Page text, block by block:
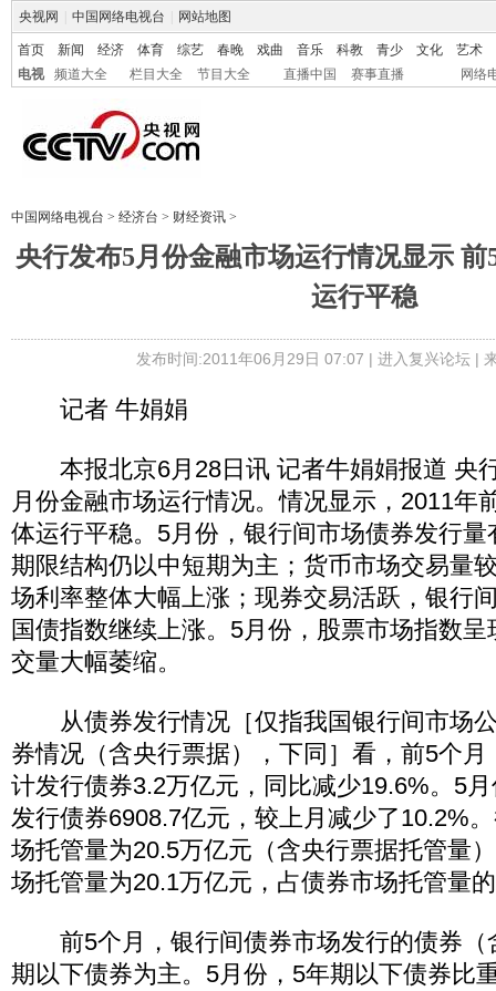
央视网 中国网络电视台 网站地图
首页 新闻 经济 体育 综艺 春晚 戏曲 音乐 科教 青少 文化
艺术
电视
频道大全 栏目大全 节目大全 直播中国 赛事直播 网络
中国网络电视台 > 经济台 > 财经资讯 >
央行发布5月份金融市场运行情况显示
运行平稳
发布时间:2011年06月29日 07:07 | 进入复兴论坛|
记者 牛娟娟
本报北京6月28日讯 记者牛娟娟报道 央
月份金融市场运行情况。情况显示，2011年
体运行平稳。5月份，银行间市场债券发行
期限结构仍以中短期为主；货币市场交易量
场利率整体大幅上涨；现券交易活跃，银行
国债指数继续上涨。5月份，股票市场指数
交量大幅萎缩。
从债券发行情况［仅指我国银行间市场
券情况（含央行票据），下同］看，前5个
计发行债券3.2万亿元，同比减少19.6%。5
发行债券6908.7亿元，较上月减少了10.2%
场托管量为20.5万亿元（含央行票据托管量
场托管量为20.1万亿元，占债券市场托管量
前5个月，银行间债券市场发行的债券（
期以下债券为主。5月份，5年期以下债券比